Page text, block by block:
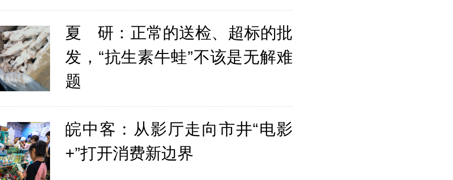
夏 研：正常的送检、超标的批
发，“抗生素牛蛙”不该是无解难
题
皖中客：从影厅走向市井“电影
+”打开消费新边界